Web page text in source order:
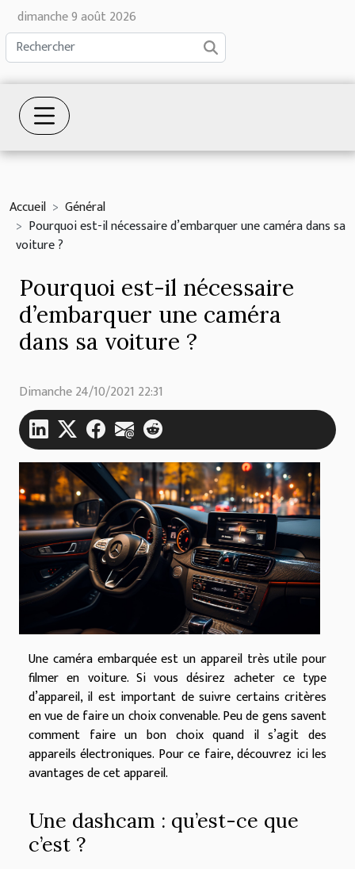
dimanche 9 août 2026
Accueil
Général
Pourquoi est-il nécessaire d’embarquer une caméra dans sa
voiture ?
Pourquoi est-il nécessaire
d’embarquer une caméra
dans sa voiture ?
Dimanche 24/10/2021 22:31
Une caméra embarquée est un appareil très utile pour
filmer en voiture. Si vous désirez acheter ce type
d’appareil, il est important de suivre certains critères
en vue de faire un choix convenable. Peu de gens savent
comment faire un bon choix quand il s’agit des
appareils électroniques. Pour ce faire, découvrez ici les
avantages de cet appareil.
Une dashcam : qu’est-ce que
c’est ?